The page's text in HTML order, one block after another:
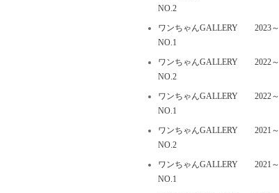
NO.2
ワンちゃんGALLERY 2023～
NO.1
ワンちゃんGALLERY 2022～
NO.2
ワンちゃんGALLERY 2022～
NO.1
ワンちゃんGALLERY 2021～
NO.2
ワンちゃんGALLERY 2021～
NO.1